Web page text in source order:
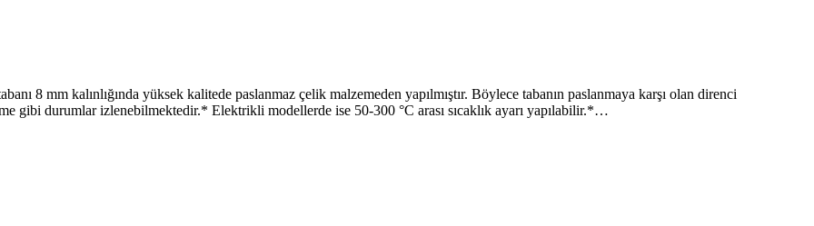
mm kalınlığında yüksek kalitede paslanmaz çelik malzemeden yapılmıştır. Böylece tabanın paslanmaya karşı olan direnci
gibi durumlar izlenebilmektedir.* Elektrikli modellerde ise 50-300 °C arası sıcaklık ayarı yapılabilir.*…